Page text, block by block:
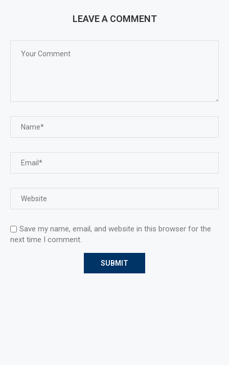
LEAVE A COMMENT
Save my name, email, and website in this browser for the
next time I comment.